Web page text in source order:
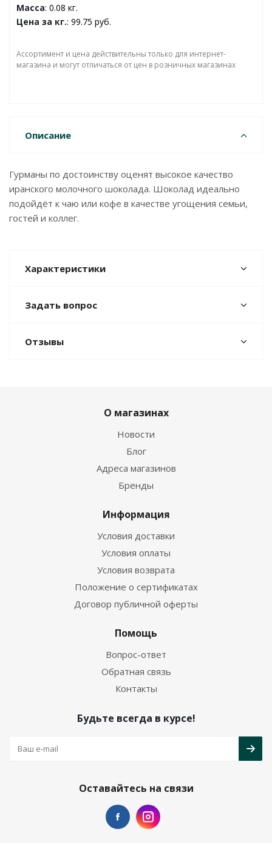
Масса: 0.08 кг.
Цена за кг.: 99.75 руб.
Ассортимент и цена действительны только для интернет-
магазина и могут отличаться от цен в розничных магазинах
Описание
Гурманы по достоинству оценят высокое качество
иранского молочного шоколада. Шоколад идеально
подойдёт к чаю или кофе в качестве угощения семьи,
гостей и коллег.
Характеристики
Задать вопрос
Отзывы
О магазинах
Новости
Блог
Адреса магазинов
Бренды
Информация
Условия доставки
Условия оплаты
Условия возврата
Положение о сертификатах
Договор публичной оферты
Помощь
Вопрос-ответ
Обратная связь
Контакты
Будьте всегда в курсе!
Оставайтесь на связи